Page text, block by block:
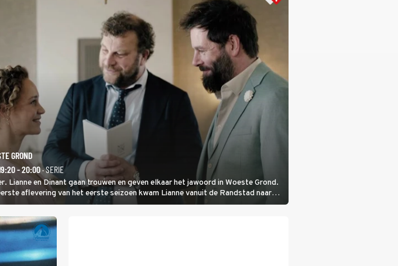
GROND
- 20:00· SERIE
Lianne en Dinant gaan trouwen en geven elkaar het jawoord in Woeste Grond.
aflevering van het eerste seizoen kwam Lianne vanuit de Randstad naar
is ze inmiddels helemaal op haar plek.